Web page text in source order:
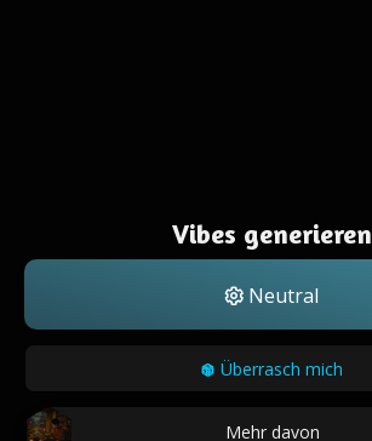
Vibes generieren
Neutral
Überrasch mich
Mehr davon